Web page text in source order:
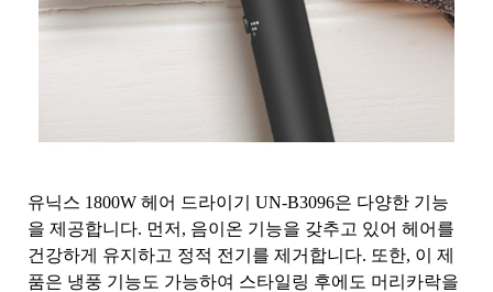
유닉스 1800W 헤어 드라이기 UN-B3096은 다양한 기능
을 제공합니다. 먼저, 음이온 기능을 갖추고 있어 헤어를
건강하게 유지하고 정적 전기를 제거합니다. 또한, 이 제
품은 냉풍 기능도 가능하여 스타일링 후에도 머리카락을